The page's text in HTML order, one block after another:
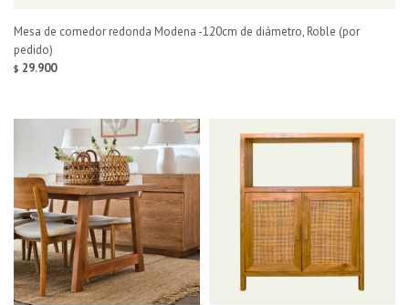
Mesa de comedor redonda Modena -120cm de diámetro, Roble (por
pedido)
$ 29.900